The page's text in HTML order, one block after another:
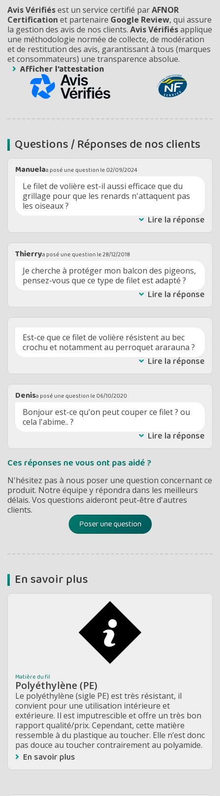
Avis Vérifiésest un service certifié parAFNOR
Certification et partenaire Google Review, qui assure
la gestion des avis de nos clients. Avis Vérifiésapplique
une méthodologie normée de collecte, de modération
et de restitution des avis, garantissant à tous (marques
et consommateurs) une transparence absolue.
Afficher l'attestation
Questions / Réponses de nos clients
Manuelaa posé une question le 02/09/2024
Le filet de volière est-il aussi efficace que du
grillage pour que les renards n'attaquent pas
les oiseaux ?
Lire la réponse
Thierrya posé une question le28/12/2018
Je cherche à protéger mon balcon des pigeons,
pensez-vous que ce type de filet est adapté ?
Lire la réponse
Est-ce que ce filet de volière résistent au bec
crochu et notamment au perroquet ararauna ?
Lire la réponse
Denisa posé une question le 06/10/2020
Bonjour est-ce qu'on peut couper ce filet ? ou
cela l'abime.. ?
Lire la réponse
Ces réponses ne vous ont pas aidé ?
N'hésitez pas à nous poser une question concernant ce
produit. Notre équipe y répondra dans les meilleurs
délais. Vos questions aideront peut-être d'autres
clients.
Poser une question
En savoir plus
Matière du fil
Polyéthylène (PE)
Le polyéthylène (sigle PE) est très résistant, il
convient pour une utilisation intérieure et
extérieure. Il est imputrescible et offre un très bon
rapport qualité/prix. Cependant, cette matière
ressemble à du plastique au toucher. Elle n’est donc
pas douce au toucher contrairement au polyamide.
En savoir plus